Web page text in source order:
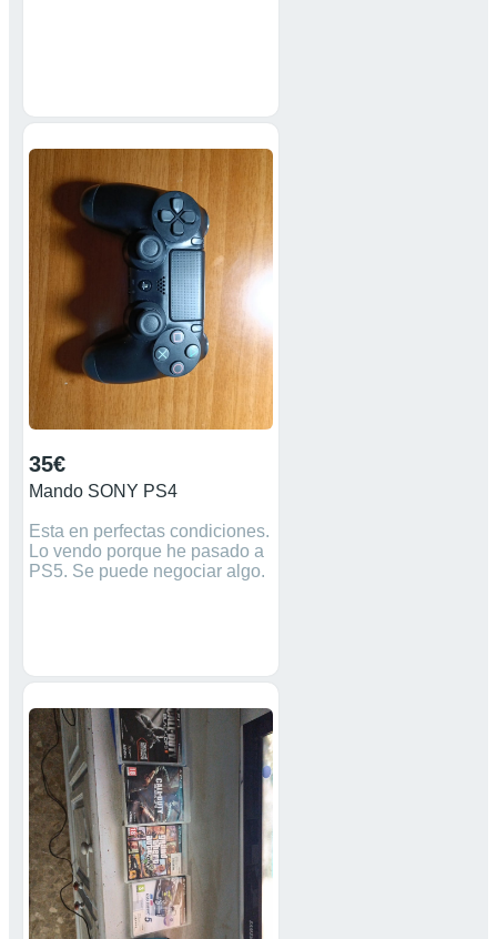
35€
Mando SONY PS4
Esta en perfectas condiciones.
Lo vendo porque he pasado a
PS5. Se puede negociar algo.